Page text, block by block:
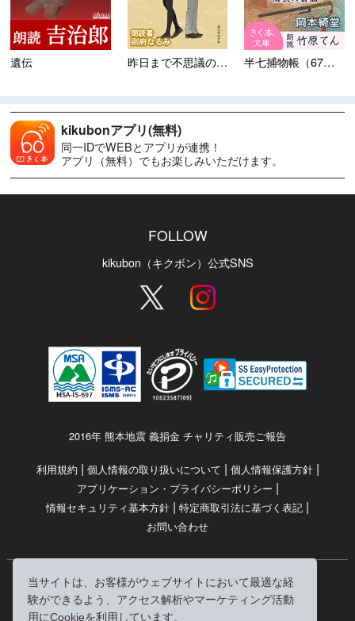
当サイトは、お客様がウェブサイトにおいて最適な経
験ができるよう、アクセス解析やマーケティング活動
用にCookieを利用しています。
遺伝 昨日まで不思議の校舎 ＜市立... 半七捕物帳（67）薄雲の碁盤
kikubonアプリ(無料)
同一IDでWEBとアプリが連携！
アプリ（無料）でもお楽しみいただけます。
FOLLOW
kikubon（キクボン）公式SNS
2016年 熊本地震 義捐金 チャリティ販売ご報告
利用規約 | 個人情報の取り扱いについて | 個人情報保護方針|
アプリケーション・プライバシーポリシー |
情報セキュリティ基本方針 | 特定商取引法に基づく表記 |
お問い合わせ
© RRJ Inc.
（kikubon/キクボン/きく本/きくほん/キクホン）は